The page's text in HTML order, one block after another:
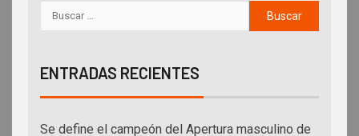
ENTRADAS RECIENTES
Se define el campeón del Apertura masculino de